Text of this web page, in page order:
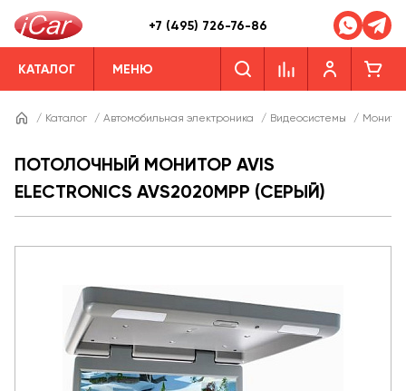
+7 (495) 726-76-86
КАТАЛОГ МЕНЮ
/ Каталог / Автомобильная электроника / Видеосистемы /
ПОТОЛОЧНЫЙ МОНИТОР AVIS
ELECTRONICS AVS2020MPP (СЕРЫЙ)